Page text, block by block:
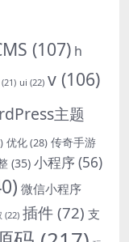
(107) h
(21) ui (22) v (106)
主题
优化(28) 传奇手游
(35) 小程序(56)
微信小程序
(22) 插件 (72) 支